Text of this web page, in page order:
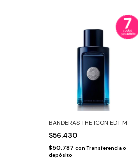
BANDERAS THE ICON EDT M
$56.430
$50.787 con Transferencia o
depósito